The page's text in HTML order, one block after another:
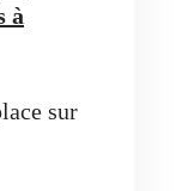
à
sur